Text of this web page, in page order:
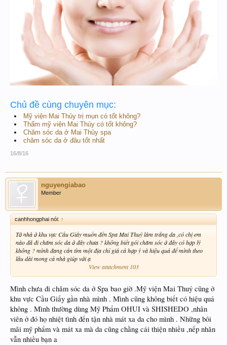
Chủ đề cùng chuyên mục:
Mỹ viện Mai Thủy trị mụn có tốt không?
Thẩm mỹ viện Mai Thủy có tốt không?
Chăm sóc da ở Mai Thủy spa
chăm sóc da ở đâu tốt nhất
16/8/16
nguyengiabao
Member
canhhongphai nói: ↑
Tớ nhà ở khu vực Cầu Giấy muốn đến Spa Mai Thuỷ làm trắng da ,có chị em
nào đã đi chăm sóc da ở đây chưa ? không biết gói chăm sóc ở đây có hợp lý
không ? mình đang cần tìm một địa chỉ giá cả hợp ý và hiệu quả để mình theo
lâu dài mong cả nhà giúp với ạ
View attachment 103
Mình chưa đi chăm sóc da ở Spa bao giờ .Mỹ viện Mai Thuỷ cũng ở
khu vực Cầu Giấy gần nhà mình . Mình cũng không biết có hiệu quả
không . Mình thường dùng Mỹ Phẩm OHUI và SHISHEDO ,nhân
viên ở đó họ nhiệt tình đến tận nhà mát xa da cho mình . Những bôi
mãi mỹ phẩm và mát xa mà da cũng chằng cải thiện nhiều ,nếp nhăn
vẫn nhiều bạn a